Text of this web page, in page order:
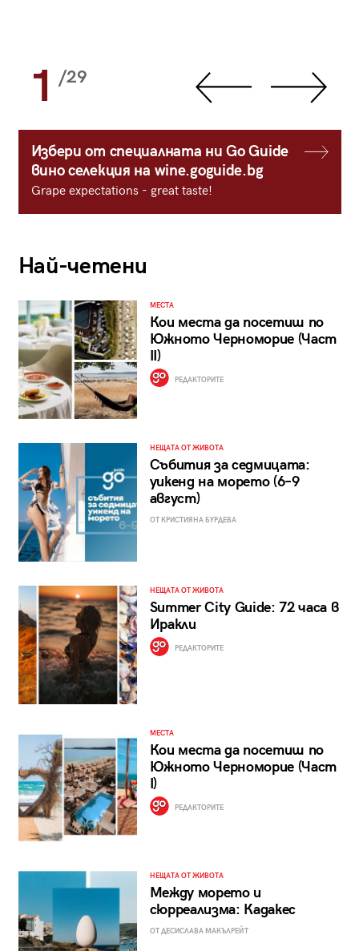
1 /29
Избери от специалната ни Go Guide
вино селекция на wine.goguide.bg
Grape expectations - great taste!
Най-четени
МЕСТА
Кои места да посетиш по
Южното Черноморие (Част
II)
РЕДАКТОРИТЕ
НЕЩАТА ОТ ЖИВОТА
Събития за седмицата:
уикенд на морето (6–9
август)
ОТ КРИСТИЯНА БУРДЕВА
НЕЩАТА ОТ ЖИВОТА
Summer City Guide: 72 часа в
Иракли
РЕДАКТОРИТЕ
МЕСТА
Кои места да посетиш по
Южното Черноморие (Част
I)
РЕДАКТОРИТЕ
НЕЩАТА ОТ ЖИВОТА
Между морето и
сюрреализма: Кадакес
ОТ ДЕСИСЛАВА МАКЪЛРЕЙТ